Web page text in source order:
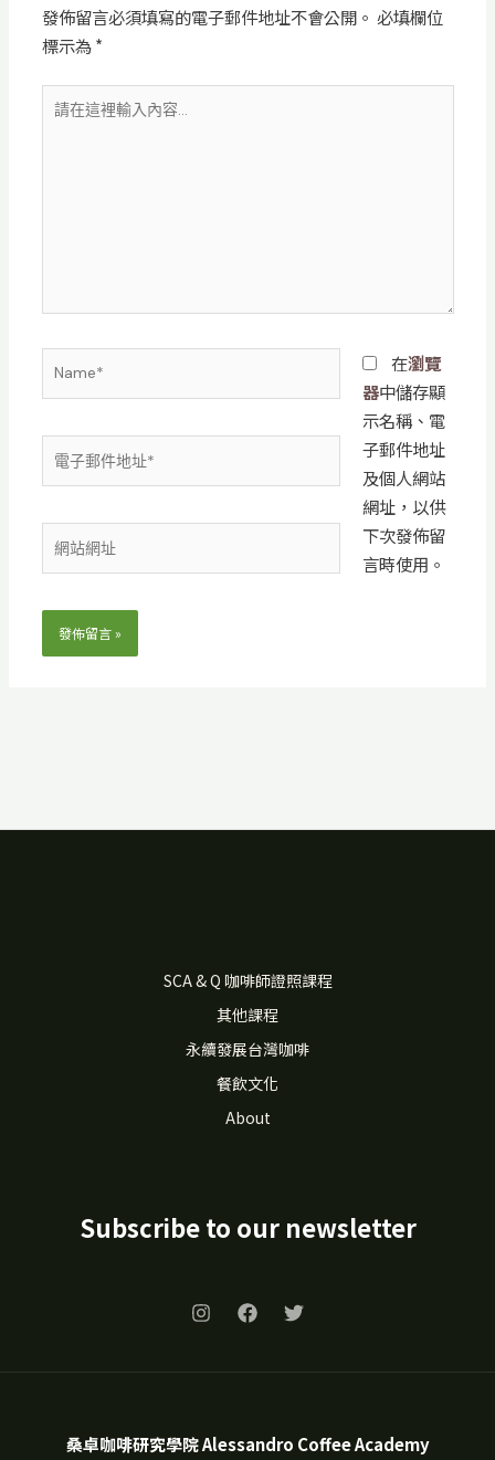
發佈留言必須填寫的電子郵件地址不會公開。 必填欄位
標示為*
在
Name*
電
地
網
在瀏覽
器中儲存顯
示名稱、電
子郵件地址
及個人網站
網址，以供
下次發佈留
言時使用。
SCA & Q 咖啡師證照課程
其他課程
永續發展台灣咖啡
餐飲文化
About
Subscribe to our newsletter
桑卓咖啡研究學院 Alessandro Coffee Academy